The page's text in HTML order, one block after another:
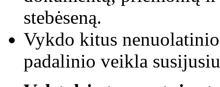
stebėseną.
Vykdo kitus
padalinio veikla